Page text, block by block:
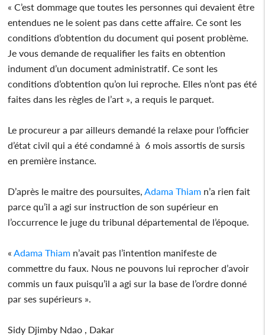
« C’est dommage que toutes les personnes qui devaient être
entendues ne le soient pas dans cette affaire. Ce sont les
conditions d’obtention du document qui posent problème.
Je vous demande de requalifier les faits en obtention
indument d’un document administratif. Ce sont les
conditions d’obtention qu’on lui reproche. Elles n’ont pas été
faites dans les règles de l’art », a requis le parquet.
Le procureur a par ailleurs demandé la relaxe pour l’officier
d’état civil qui a été condamné à 6 mois assortis de sursis
en première instance.
D’après le maitre des poursuites, Adama Thiam n’a rien fait
parce qu’il a agi sur instruction de son supérieur en
l’occurrence le juge du tribunal départemental de l’époque.
« Adama Thiam n’avait pas l’intention manifeste de
commettre du faux. Nous ne pouvons lui reprocher d’avoir
commis un faux puisqu’il a agi sur la base de l’ordre donné
par ses supérieurs ».
Sidy Djimby Ndao , Dakar